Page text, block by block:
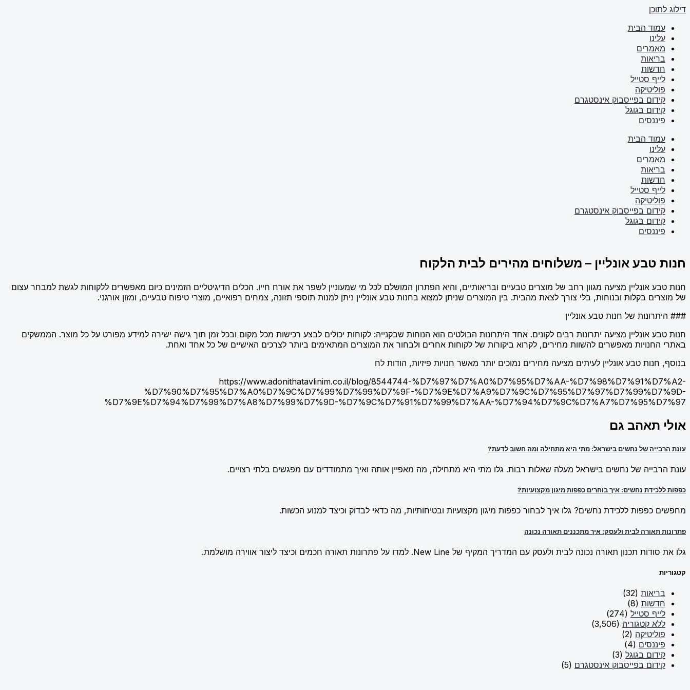
דילוג לתוכן
עמוד הבית
עלינו
מאמרים
בריאות
חדשות
לייף סטייל
פוליטיקה
קידום בפייסבוק אינסטגרם
קידום בגוגל
פיננסים
עמוד הבית
עלינו
מאמרים
בריאות
חדשות
לייף סטייל
פוליטיקה
קידום בפייסבוק אינסטגרם
קידום בגוגל
פיננסים
חנות טבע אונליין – משלוחים מהירים לבית הלקוח
חנות טבע אונליין מציעה מגוון רחב של מוצרים טבעיים ובריאותיים, והיא הפתרון המושלם לכל מי שמעוניין לשפר את אורח חייו. הכלים הדיגיטליים הזמינים כיום מאפשרים ללקוחות לגשת למבחר עצום
של מוצרים בקלות ובנוחות, בלי צורך לצאת מהבית. בין המוצרים שניתן למצוא בחנות טבע אונליין ניתן למנות תוספי תזונה, צמחים רפואיים, מוצרי טיפוח טבעיים, ומזון אורגני.
### היתרונות של חנות טבע אונליין
חנות טבע אונליין מציעה יתרונות רבים לקונים. אחד היתרונות הבולטים הוא הנוחות שבקנייה: לקוחות יכולים לבצע רכישות מכל מקום ובכל זמן תוך גישה ישירה למידע מפורט על כל מוצר. הממשקים
באתרי החנויות מאפשרים להשוות מחירים, לקרוא ביקורות של לקוחות אחרים ולבחור את המוצרים המתאימים ביותר לצרכים האישיים של כל אחד ואחת.
בנוסף, חנות טבע אונליין לעיתים מציעה מחירים נמוכים יותר מאשר חנויות פיזיות, הודות לח
https://www.adonithatavlinim.co.il/blog/8544744-%D7%97%D7%A0%D7%95%D7%AA-%D7%98%D7%91%D7%A2-
%D7%90%D7%95%D7%A0%D7%9C%D7%99%D7%99%D7%9F-%D7%9E%D7%A9%D7%9C%D7%95%D7%97%D7%99%D7%9D-
%D7%9E%D7%94%D7%99%D7%A8%D7%99%D7%9D-%D7%9C%D7%91%D7%99%D7%AA-%D7%94%D7%9C%D7%A7%D7%95%D7%97
אולי תאהב גם
עונת הרבייה של נחשים בישראל: מתי היא מתחילה ומה חשוב לדעת?
עונת הרבייה של נחשים בישראל מעלה שאלות רבות. גלו מתי היא מתחילה, מה מאפיין אותה ואיך מתמודדים עם מפגשים בלתי רצויים.
כפפות ללכידת נחשים: איך בוחרים כפפות מיגון מקצועיות?
מחפשים כפפות ללכידת נחשים? גלו איך לבחור כפפות מיגון מקצועיות ובטיחותיות, מה כדאי לבדוק וכיצד למנוע הכשות.
פתרונות תאורה לבית ולעסק: איך מתכננים תאורה נכונה
גלו את סודות תכנון תאורה נכונה לבית ולעסק עם המדריך המקיף של New Line. למדו על פתרונות תאורה חכמים וכיצד ליצור אווירה מושלמת.
קטגוריות
בריאות (32)
חדשות (8)
לייף סטייל (274)
ללא קטגוריה (3,506)
פוליטיקה (2)
פיננסים (4)
קידום בגוגל (3)
קידום בפייסבוק אינסטגרם (5)